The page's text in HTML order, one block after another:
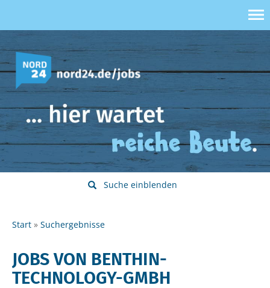
Suche einblenden
Start Suchergebnisse
JOBS VON BENTHIN-
TECHNOLOGY-GMBH